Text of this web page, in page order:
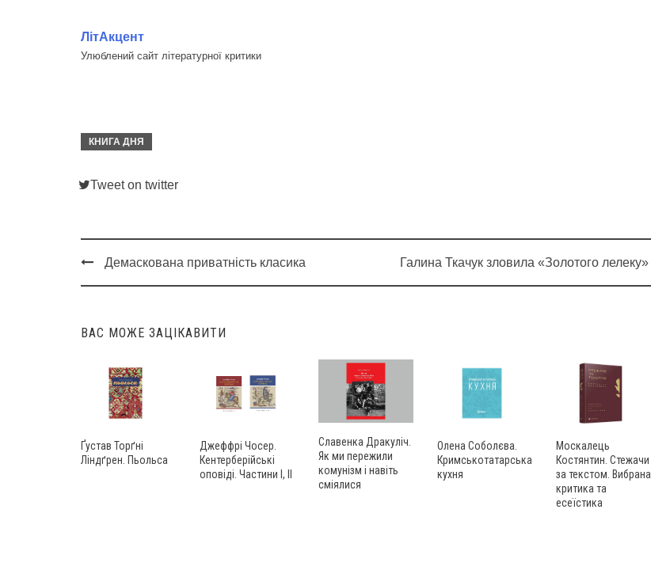
ЛітАкцент
Улюблений сайт літературної критики
КНИГА ДНЯ
Tweet on twitter
Post
Демаскована приватність класика Галина Ткачук зловила «Золотого лелеку»
ВАС МОЖЕ ЗАЦІКАВИТИ
Ґустав Торґні
Ліндґрен. Пьольса
Джеффрі Чосер.
Кентерберійські
оповіді. Частини І, ІІ
Славенка Дракуліч.
Як ми пережили
комунізм і навіть
сміялися
Олена Соболєва.
Кримськотатарська
кухня
Москалець
Костянтин. Стежачи
за текстом. Вибрана
критика та
есеїстика